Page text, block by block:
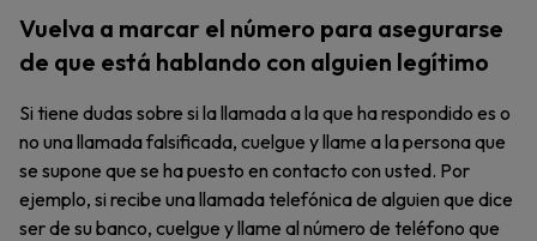
Vuelva a marcar el número para asegurarse
de que está hablando con alguien legítimo
Si tiene dudas sobre si la llamada a la que ha respondido es o
no una llamada falsificada, cuelgue y llame a la persona que
se supone que se ha puesto en contacto con usted. Por
ejemplo, si recibe una llamada telefónica de alguien que dice
ser de su banco, cuelgue y llame al número de teléfono que